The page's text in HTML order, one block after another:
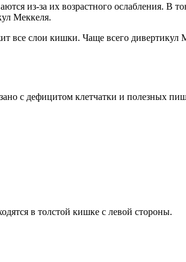
из-за их возрастного ослабления. В
Меккеля.
все слои кишки. Чаще всего дивертикул
с дефицитом клетчатки и полезных
в толстой кишке с левой стороны.